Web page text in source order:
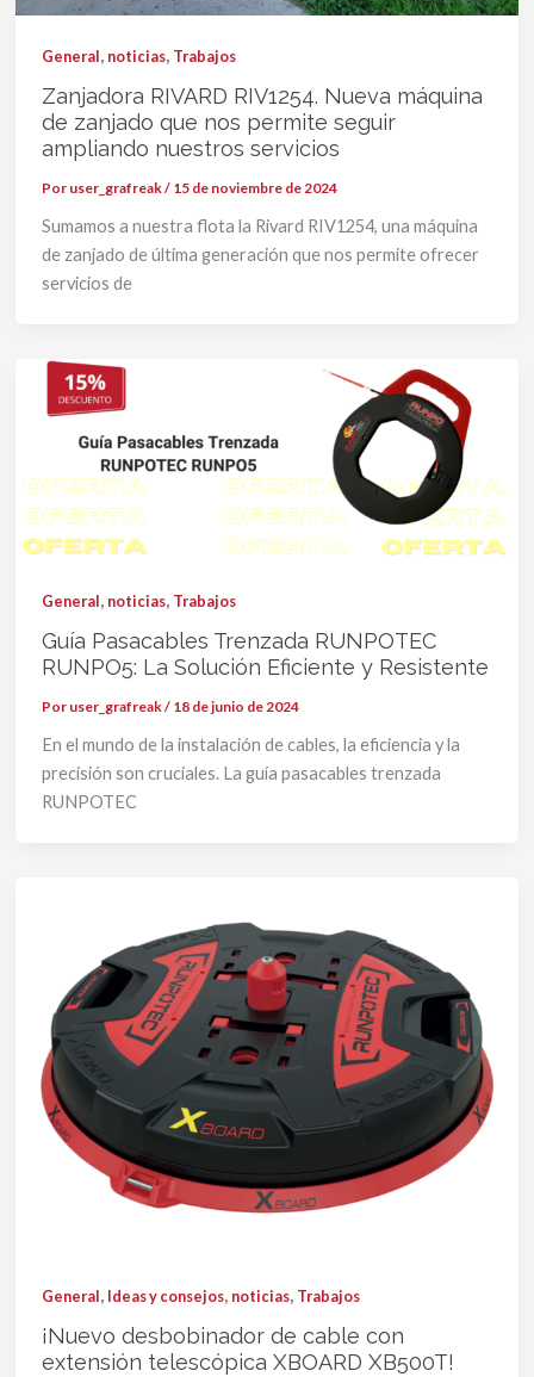
General, noticias, Trabajos
Zanjadora RIVARD RIV1254. Nueva máquina
de zanjado que nos permite seguir
ampliando nuestros servicios
Por user_grafreak/ 15 de noviembre de 2024
Sumamos a nuestra flota la Rivard RIV1254, una máquina
de zanjado de última generación que nos permite ofrecer
servicios de
General, noticias, Trabajos
Guía Pasacables Trenzada RUNPOTEC
RUNPO5: La Solución Eficiente y Resistente
Por user_grafreak/ 18 de junio de 2024
En el mundo de la instalación de cables, la eficiencia y la
precisión son cruciales. La guía pasacables trenzada
RUNPOTEC
General, Ideas y consejos, noticias, Trabajos
¡Nuevo desbobinador de cable con
extensión telescópica XBOARD XB500T!